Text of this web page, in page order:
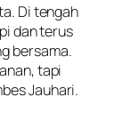
Di tengah
dan terus
bersama.
tapi
Jauhari.